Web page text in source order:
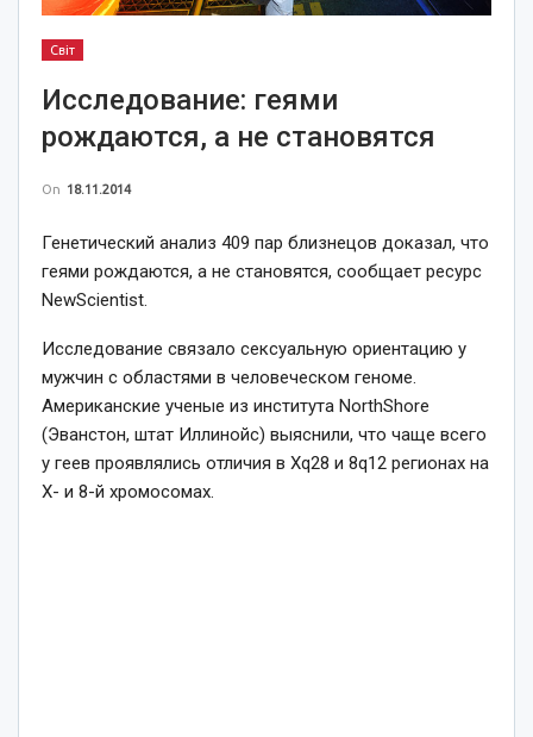
Світ
Исследование: геями
рождаются, а не становятся
On 18.11.2014
Генетический анализ 409 пар близнецов доказал, что
геями рождаются, а не становятся, сообщает ресурс
NewScientist.
Исследование связало сексуальную ориентацию у
мужчин с областями в человеческом геноме.
Американские ученые из института NorthShore
(Эванстон, штат Иллинойс) выяснили, что чаще всего
у геев проявлялись отличия в Xq28 и 8q12 регионах на
X- и 8-й хромосомах.